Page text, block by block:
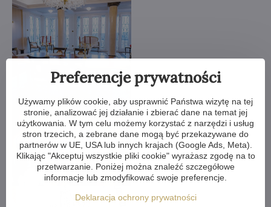
Preferencje prywatności
Używamy plików cookie, aby usprawnić Państwa wizytę na tej
stronie, analizować jej działanie i zbierać dane na temat jej
użytkowania. W tym celu możemy korzystać z narzędzi i usług
stron trzecich, a zebrane dane mogą być przekazywane do
partnerów w UE, USA lub innych krajach (Google Ads, Meta).
Klikając "Akceptuj wszystkie pliki cookie" wyrażasz zgodę na to
przetwarzanie. Poniżej można znaleźć szczegółowe
informacje lub zmodyfikować swoje preferencje.
Deklaracja ochrony prywatności